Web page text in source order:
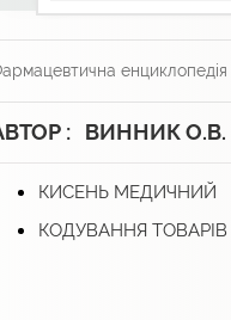
енциклопедія
: ВИННИК О.В.
КИСЕНЬ МЕДИЧНИЙ
КОДУВАННЯ ТОВАРІВ